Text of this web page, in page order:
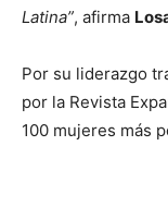
Latina”, afirma
Por su liderazgo
por la Revista
100 mujeres más